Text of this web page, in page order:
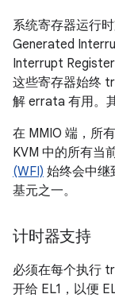
系统寄存器运行
Generated
Interrupt
这些寄存器始终
解 errata 有用。
在 MMIO 端，所
KVM 中的所有当
(WFI) 始终会中继
基元之一。
计时器支持
必须在每个执行
开给 EL1，以便